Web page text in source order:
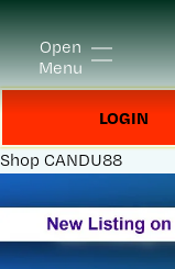
Open
Menu
LOGIN
Shop CANDU88